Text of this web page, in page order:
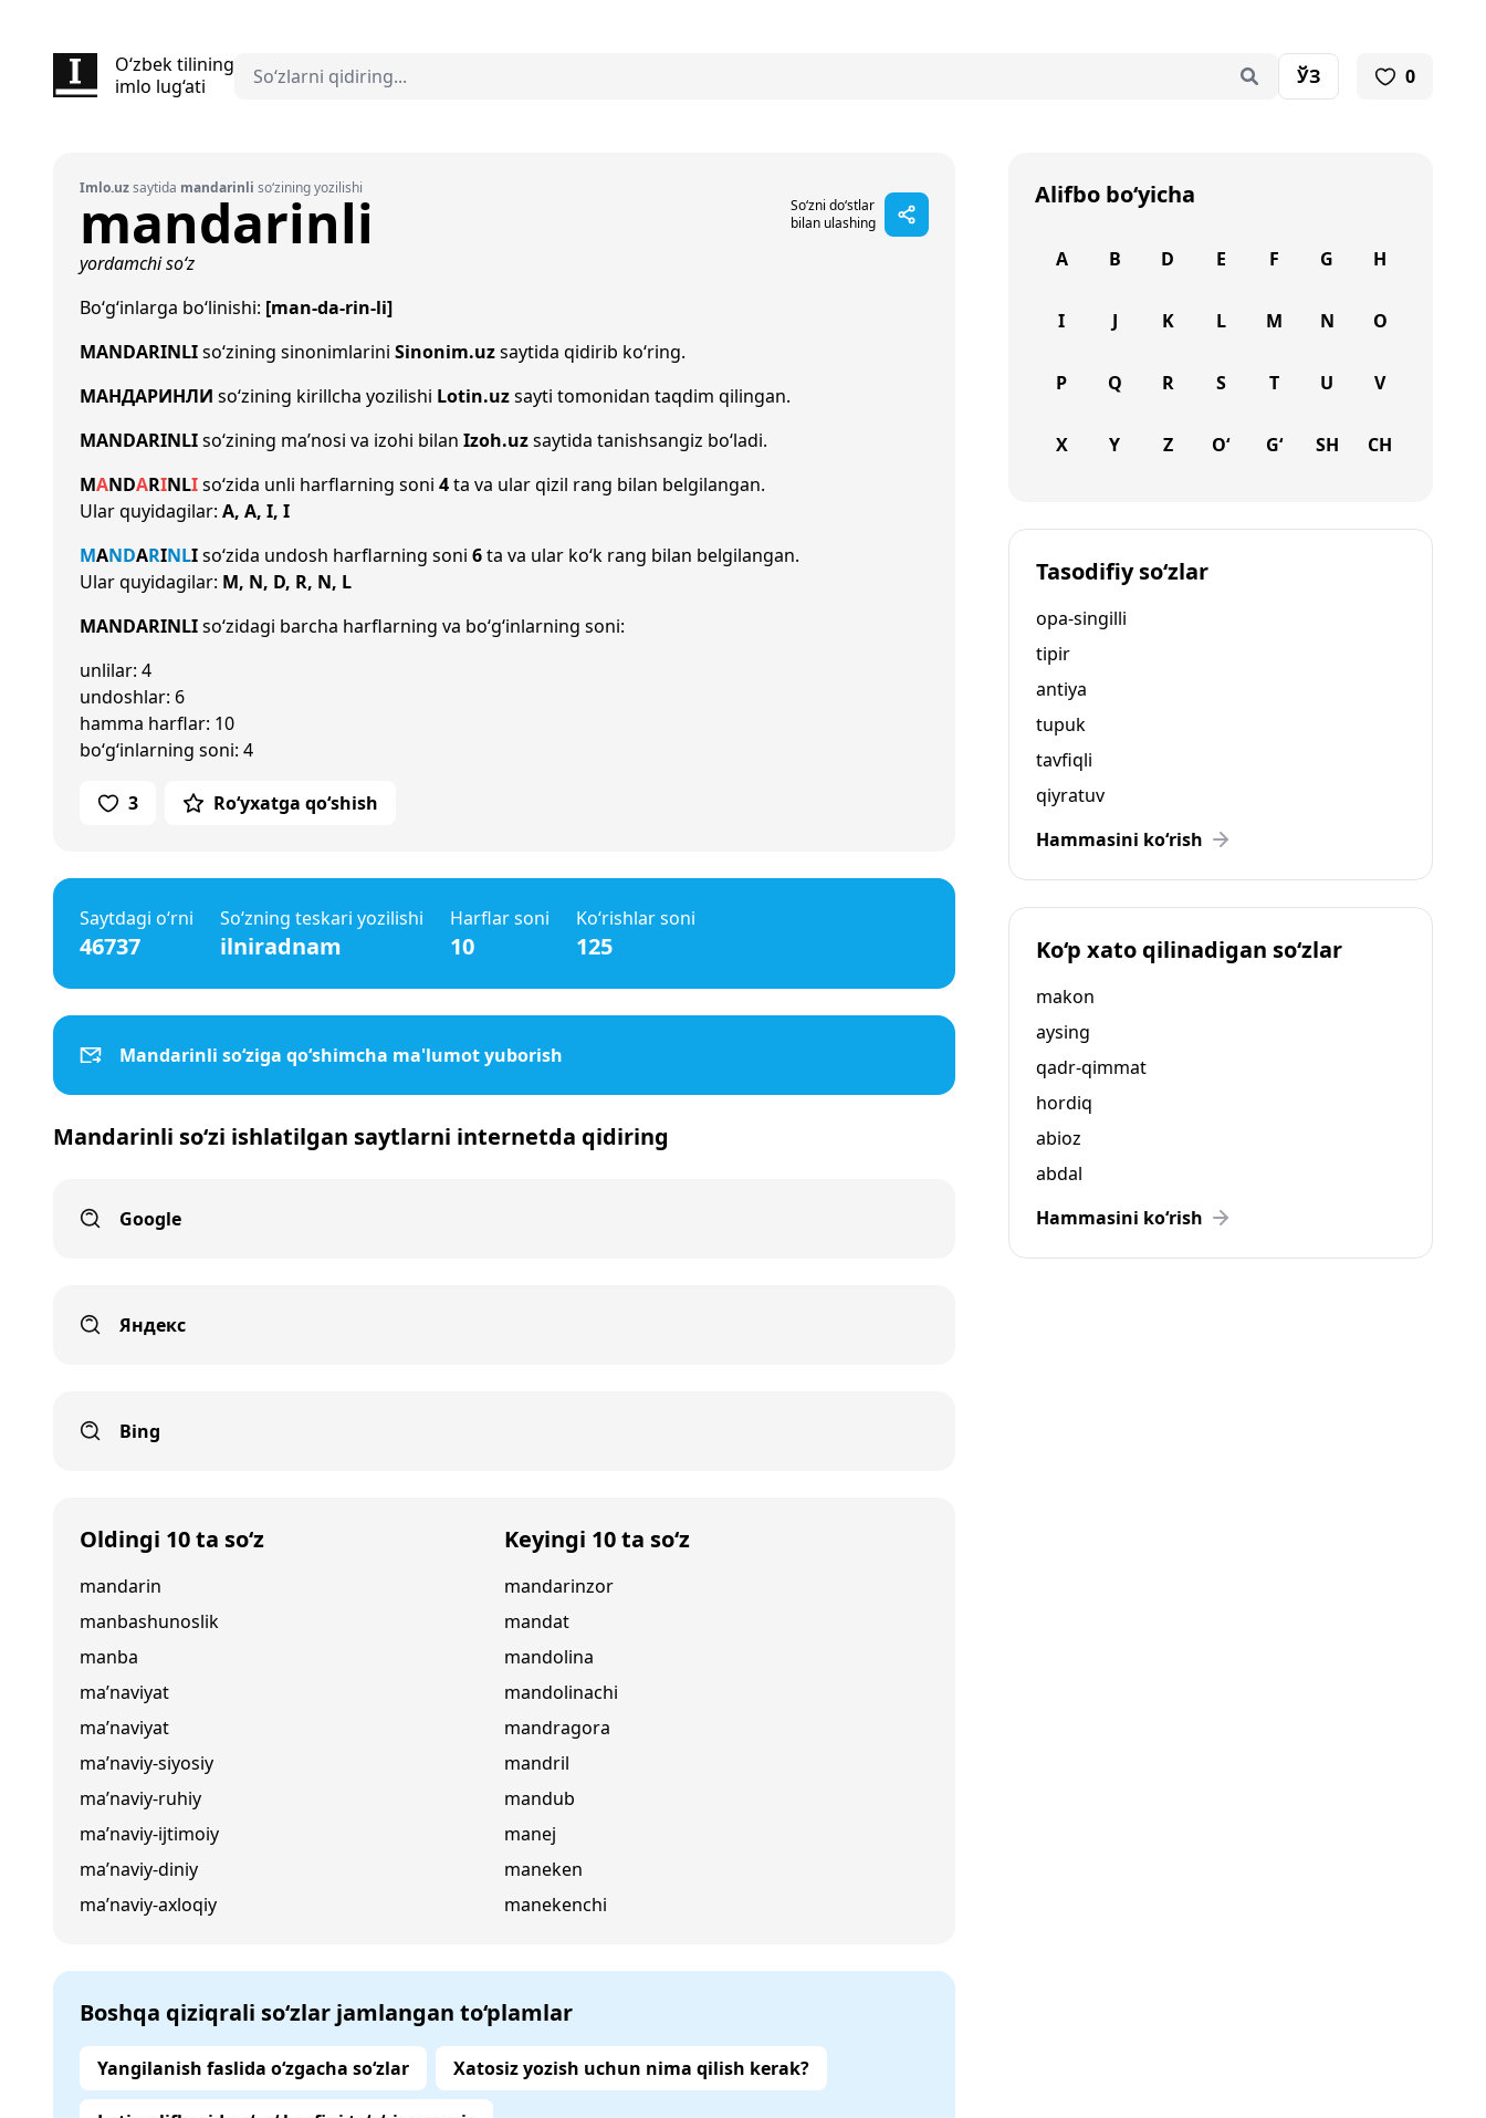
O‘zbek tilining
imlo lug‘ati
ЎЗ 0
Imlo.uzsaytida mandarinli so‘zining yozilishi
mandarinli
So‘zni do‘stlar
bilan ulashing
yordamchi so‘z
Bo‘g‘inlarga bo‘linishi: [man-da-rin-li]
MANDARINLIso‘zining sinonimlarini Sinonim.uzsaytida qidirib ko‘ring.
МАНДАРИНЛИ so‘zining kirillcha yozilishi Lotin.uzsayti tomonidan taqdim qilingan.
MANDARINLIso‘zining ma’nosi va izohi bilan Izoh.uzsaytida tanishsangiz bo‘ladi.
MANDARINLIso‘zida unli harflarning soni 4ta va ular qizil rang bilan belgilangan.
Ular quyidagilar: A, A, I, I
MANDARINLIso‘zida undosh harflarning soni 6ta va ular ko‘k rang bilan belgilangan.
Ular quyidagilar: M, N, D, R, N, L
MANDARINLIso‘zidagi barcha harflarning va bo‘g‘inlarning soni:
unlilar: 4
undoshlar: 6
hamma harflar: 10
bo‘g‘inlarning soni: 4
3 Ro‘yxatga qo‘shish
Saytdagi o‘rni
46737
So‘zning teskari yozilishi
ilniradnam
Harflar soni
10
Ko‘rishlar soni
125
Mandarinli so‘ziga qo‘shimcha ma'lumot yuborish
Mandarinli so‘zi ishlatilgan saytlarni internetda qidiring
Google
Яндекс
Bing
Oldingi 10 ta so‘z
mandarin
manbashunoslik
manba
ma’naviyat
ma’naviyat
ma’naviy-siyosiy
ma’naviy-ruhiy
ma’naviy-ijtimoiy
ma’naviy-diniy
ma’naviy-axloqiy
Keyingi 10 ta so‘z
mandarinzor
mandat
mandolina
mandolinachi
mandragora
mandril
mandub
manej
maneken
manekenchi
Boshqa qiziqrali so‘zlar jamlangan to‘plamlar
Yangilanish faslida o‘zgacha so‘zlar Xatosiz yozish uchun nima qilish kerak?
Alifbo bo‘yicha
A B D E F G H
I J K L M N O
P Q R S T U V
X Y Z O‘ G‘ SH CH
Tasodifiy so‘zlar
opa-singilli
tipir
antiya
tupuk
tavfiqli
qiyratuv
Hammasini ko‘rish
Ko‘p xato qilinadigan so‘zlar
makon
aysing
qadr-qimmat
hordiq
abioz
abdal
Hammasini ko‘rish